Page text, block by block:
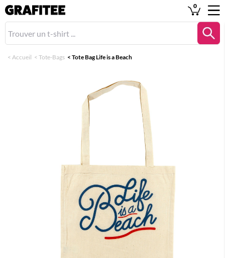
0
< Accueil < Tote-Bags < Tote Bag Life is a Beach